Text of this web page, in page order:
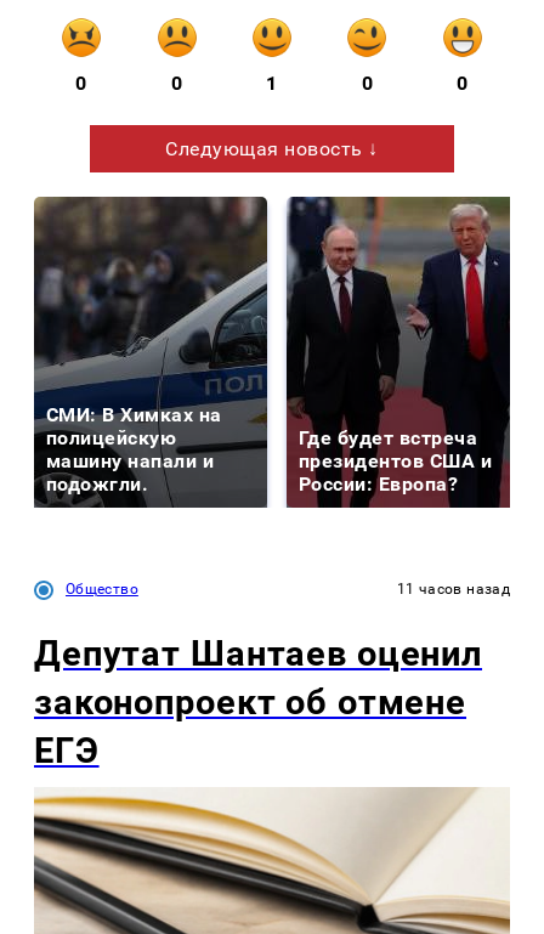
0 0 1 0 0
Следующая новость ↓
СМИ: В Химках на
полицейскую
машину напали и
подожгли.
Где будет встреча
президентов США и
России: Европа?
Общество 11 часов назад
Депутат Шантаев оценил
законопроект об отмене
ЕГЭ